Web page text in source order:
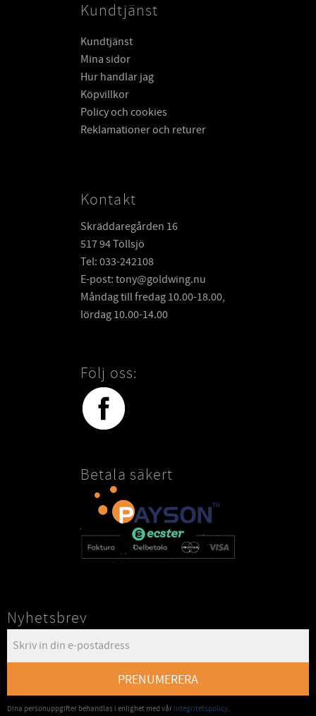
Kundtjänst
Kundtjänst
Mina sidor
Hur handlar jag
Köpvillkor
Policy och cookies
Reklamationer och returer
Kontakt
Skräddaregården 16
517 94 Töllsjö
Tel: 033-242108
E-post: tony@goldwing.nu
Måndag till fredag 10.00-18.00,
lördag 10.00-14.00
Följ oss:
Betala säkert
Nyhetsbrev
PRENUMERERA
Dina personuppgifter behandlas i enlighet med vår integritetspolicy.